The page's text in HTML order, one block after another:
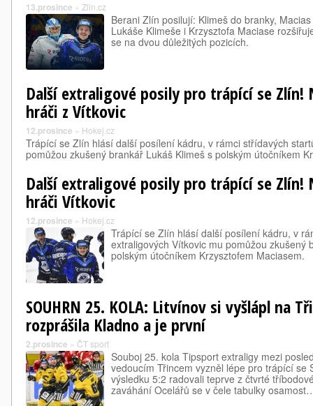
13.prosince » Zlin.cz
Berani Zlín posilují: Klimeš do branky,
Lukáše Klimeše i Krzysztofa Maciase
se na dvou důležitých pozicích.
Další extraligové posily pro trápící se Zlín!
hráči z Vítkovic
12.prosince » Hokej.cz
Trápící se Zlín hlásí další posílení kádru, v rámci střídavých
pomůžou zkušený brankář Lukáš Klimeš s polským útočníkem
Další extraligové posily pro trápící se Zlín!
hráči Vítkovic
12.prosince » Hokej.cz
Trápící se Zlín hlásí další posílení kádru, v
extraligových Vítkovic mu pomůžou zkušený
polským útočníkem Krzysztofem Maciasem.
SOUHRN 25. KOLA: Litvínov si vyšlápl na
rozprášila Kladno a je první
2.prosince » ČT sport
Souboj 25. kola Tipsport extraligy mezi
vedoucím Třincem vyzněl lépe pro trápící se
výsledku 5:2 radovali teprve z čtvrté
zaváhání Ocelářů se v čele tabulky